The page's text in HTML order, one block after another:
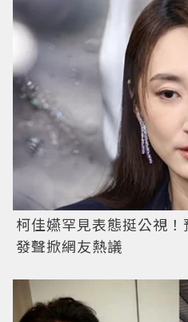
柯佳嬿罕見表態挺公視
發聲掀網友熱議